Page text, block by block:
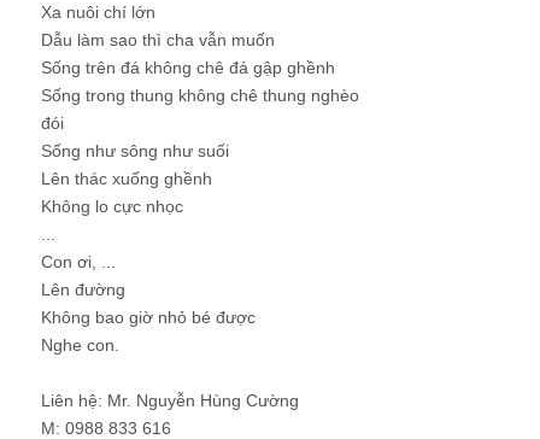
Xa nuôi chí lớn
Dẫu làm sao thì cha vẫn muốn
Sống trên đá không chê đá gập ghềnh
Sống trong thung không chê thung nghèo
đói
Sống như sông như suối
Lên thác xuống ghềnh
Không lo cực nhọc
Con ơi, ...
Lên đường
Không bao giờ nhỏ bé được
Nghe con.
Liên hệ: Mr. Nguyễn Hùng Cường
M: 0988 833 616